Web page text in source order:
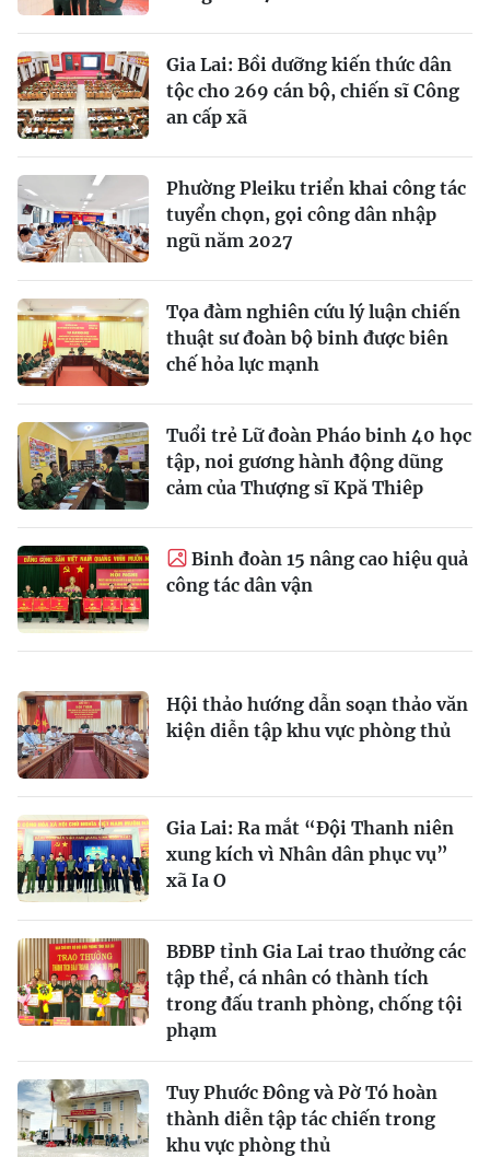
Gia Lai: Bồi dưỡng kiến thức dân
tộc cho 269 cán bộ, chiến sĩ Công
an cấp xã
Phường Pleiku triển khai công tác
tuyển chọn, gọi công dân nhập
ngũ năm 2027
Tọa đàm nghiên cứu lý luận chiến
thuật sư đoàn bộ binh được biên
chế hỏa lực mạnh
Tuổi trẻ Lữ đoàn Pháo binh 40 học
tập, noi gương hành động dũng
cảm của Thượng sĩ Kpă Thiêp
Binh đoàn 15 nâng cao hiệu quả
công tác dân vận
Hội thảo hướng dẫn soạn thảo văn
kiện diễn tập khu vực phòng thủ
Gia Lai: Ra mắt “Đội Thanh niên
xung kích vì Nhân dân phục vụ”
xã Ia O
BĐBP tỉnh Gia Lai trao thưởng các
tập thể, cá nhân có thành tích
trong đấu tranh phòng, chống tội
phạm
Tuy Phước Đông và Pờ Tó hoàn
thành diễn tập tác chiến trong
khu vực phòng thủ